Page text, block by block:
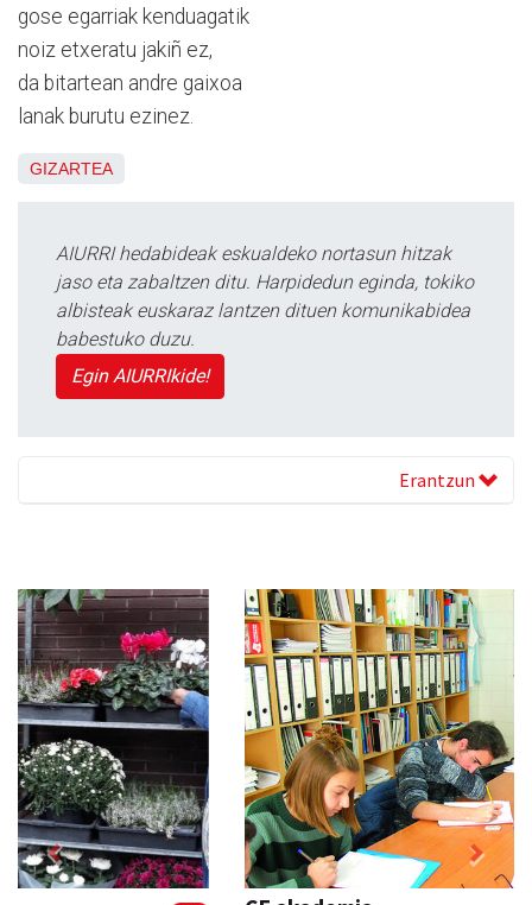
gose egarriak kenduagatik
noiz etxeratu jakiñ ez,
da bitartean andre gaixoa
lanak burutu ezinez.
GIZARTEA
AIURRI hedabideak eskualdeko nortasun hitzak
jaso eta zabaltzen ditu. Harpidedun eginda, tokiko
albisteak euskaraz lantzen dituen komunikabidea
babestuko duzu.
Egin AIURRIkide!
Erantzun
Previous Next